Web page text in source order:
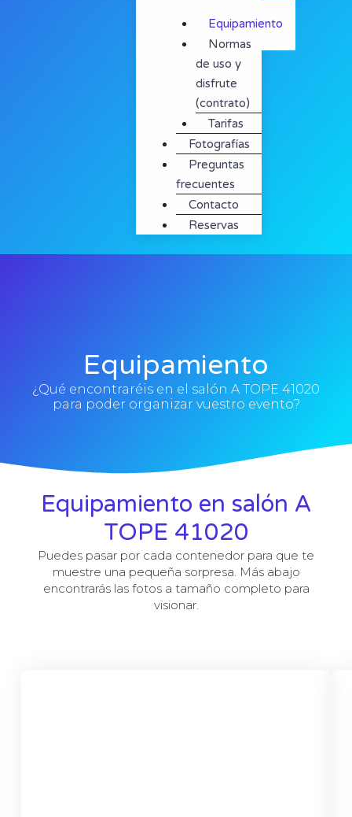
Equipamiento
Normas
de uso y
disfrute
(contrato)
Tarifas
Fotografías
Preguntas
frecuentes
Contacto
Reservas
Equipamiento
¿Qué encontraréis en el salón A TOPE 41020
para poder organizar vuestro evento?
Equipamiento en salón A
TOPE 41020
Puedes pasar por cada contenedor para que te
muestre una pequeña sorpresa. Más abajo
encontrarás las fotos a tamaño completo para
visionar.